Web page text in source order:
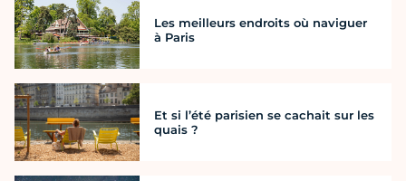
Les meilleurs endroits où naviguer
à Paris
Et si l’été parisien se cachait sur les
quais ?